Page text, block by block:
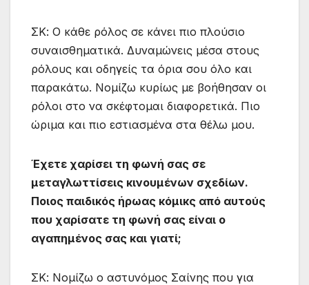
ΣΚ: Ο κάθε ρόλος σε κάνει πιο πλούσιο
συναισθηματικά. Δυναμώνεις μέσα στους
ρόλους και οδηγείς τα όρια σου όλο και
παρακάτω. Νομίζω κυρίως με βοήθησαν οι
ρόλοι στο να σκέφτομαι διαφορετικά. Πιο
ώριμα και πιο εστιασμένα στα θέλω μου.
Έχετε χαρίσει τη φωνή σας σε
μεταγλωττίσεις κινουμένων σχεδίων.
Ποιος παιδικός ήρωας κόμικς από αυτούς
που χαρίσατε τη φωνή σας είναι ο
αγαπημένος σας και γιατί;
ΣΚ: Νομίζω ο αστυνόμος Σαίνης που για